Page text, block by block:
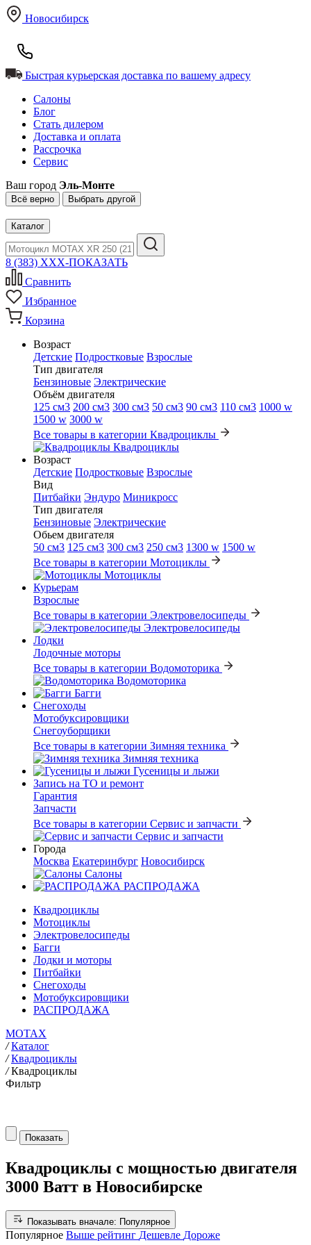
Новосибирск
Быстрая курьерская доставка по вашему адресу
Салоны
Блог
Стать дилером
Доставка и оплата
Рассрочка
Сервис
Ваш город Эль-Монте
Всё верно Выбрать другой
Каталог
8 (383) XXX-ПОКАЗАТЬ
Сравнить
Избранное
Корзина
Возраст
Детские Подростковые Взрослые
Тип двигателя
Бензиновые Электрические
Объём двигателя
125 см3 200 см3 300 см3 50 см3 90 см3 110 см3 1000 w
1500 w 3000 w
Все товары в категории Квадроциклы
Квадроциклы
Возраст
Детские Подростковые Взрослые
Вид
Питбайки Эндуро Миникросс
Тип двигателя
Бензиновые Электрические
Обьем двигателя
50 см3 125 см3 300 см3 250 см3 1300 w 1500 w
Все товары в категории Мотоциклы
Мотоциклы
Курьерам
Взрослые
Все товары в категории Электровелосипеды
Электровелосипеды
Лодки
Лодочные моторы
Все товары в категории Водомоторика
Водомоторика
Багги
Снегоходы
Мотобуксировщики
Снегоуборщики
Все товары в категории Зимняя техника
Зимняя техника
Гусеницы и лыжи
Запись на ТО и ремонт
Гарантия
Запчасти
Все товары в категории Сервис и запчасти
Сервис и запчасти
Города
Москва Екатеринбург Новосибирск
Салоны
РАСПРОДАЖА
Квадроциклы
Мотоциклы
Электровелосипеды
Багги
Лодки и моторы
Питбайки
Снегоходы
Мотобуксировщики
РАСПРОДАЖА
MOTAX
/ Каталог
/ Квадроциклы
/ Квадроциклы
Фильтр
Показать
Квадроциклы с мощностью двигателя
3000 Ватт в Новосибирске
Показывать вначале: Популярное
Популярное Выше рейтинг Дешевле Дороже